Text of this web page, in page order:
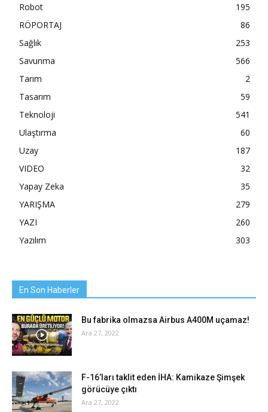
Robot
195
RÖPORTAJ
86
Sağlık
253
Savunma
566
Tarım
2
Tasarım
59
Teknoloji
541
Ulaştırma
60
Uzay
187
VIDEO
32
Yapay Zeka
35
YARIŞMA
279
YAZI
260
Yazılım
303
En Son Haberler
Bu fabrika olmazsa Airbus A400M uçamaz!
Ara 27, 2022
F-16’ları taklit eden İHA: Kamikaze Şimşek
görücüye çıktı
Ara 27, 2022